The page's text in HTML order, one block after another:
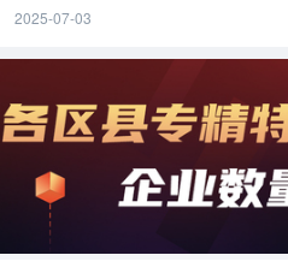
2025-07-03